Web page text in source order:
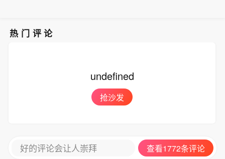
热门评论
undefined
抢沙发
好的评论会让人崇拜 查看1772条评论